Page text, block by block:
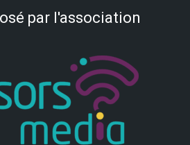
par l'association